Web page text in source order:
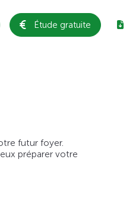
Étude gratuite
futur foyer.
préparer votre